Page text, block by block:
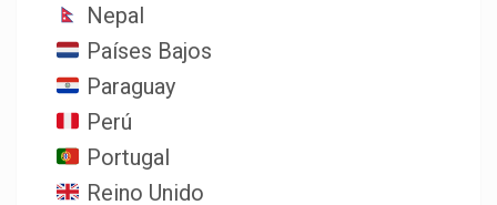
Nepal
Países Bajos
Paraguay
Perú
Portugal
Reino Unido